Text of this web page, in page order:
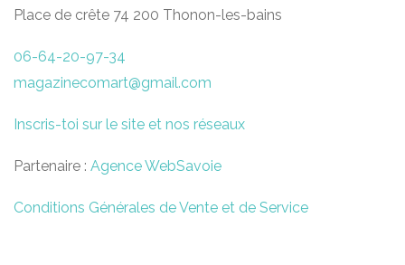
Place de crête 74 200 Thonon-les-bains
06-64-20-97-34
magazinecomart@gmail.com
Inscris-toi sur le site et nos réseaux
Partenaire : Agence WebSavoie
Conditions Générales de Vente et de Service